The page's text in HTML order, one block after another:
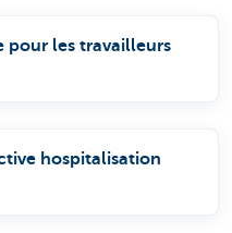
pour les travailleurs
hospitalisation